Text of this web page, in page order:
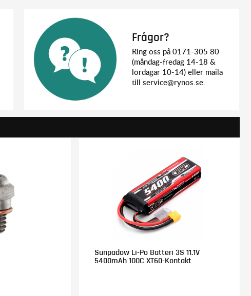
Frågor?
Ring oss på 0171-305 80
(måndag-fredag 14-18 &
lördagar 10-14) eller maila
till service@rynos.se.
Sunpadow Li-Po Batteri 3S 11.1V
5400mAh 100C XT60-Kontakt